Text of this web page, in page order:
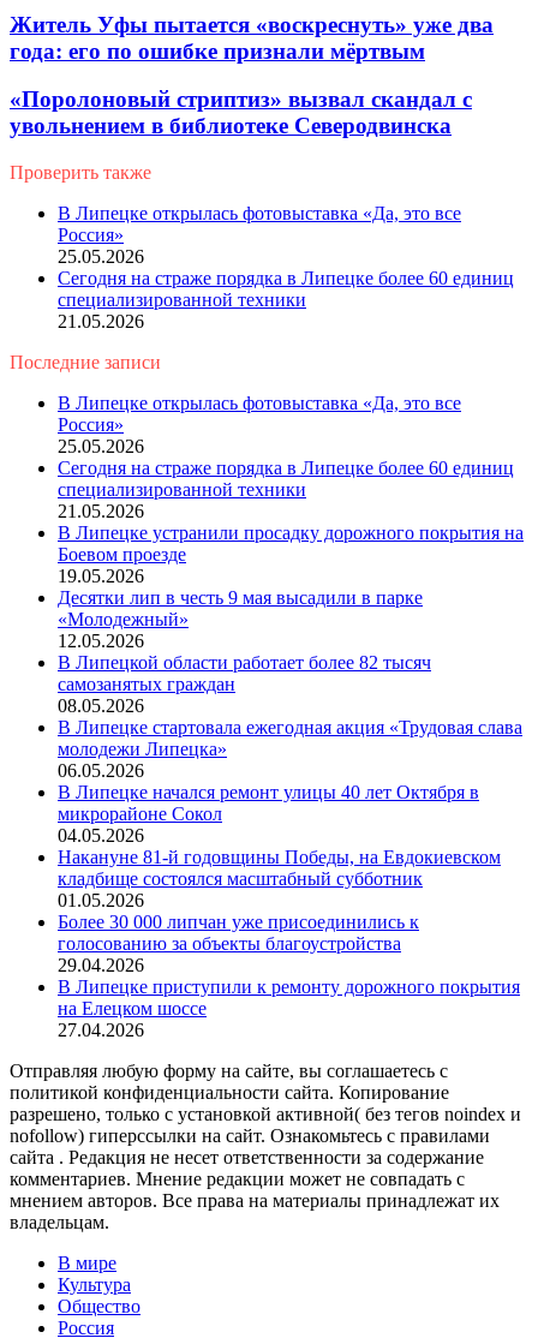
Житель Уфы пытается «воскреснуть» уже два
года: его по ошибке признали мёртвым
«Поролоновый стриптиз» вызвал скандал с
увольнением в библиотеке Северодвинска
Проверить также
В Липецке открылась фотовыставка «Да, это все
Россия»
25.05.2026
Сегодня на страже порядка в Липецке более 60 единиц
специализированной техники
21.05.2026
Последние записи
В Липецке открылась фотовыставка «Да, это все
Россия»
25.05.2026
Сегодня на страже порядка в Липецке более 60 единиц
специализированной техники
21.05.2026
В Липецке устранили просадку дорожного покрытия на
Боевом проезде
19.05.2026
Десятки лип в честь 9 мая высадили в парке
«Молодежный»
12.05.2026
В Липецкой области работает более 82 тысяч
самозанятых граждан
08.05.2026
В Липецке стартовала ежегодная акция «Трудовая слава
молодежи Липецка»
06.05.2026
В Липецке начался ремонт улицы 40 лет Октября в
микрорайоне Сокол
04.05.2026
Накануне 81-й годовщины Победы, на Евдокиевском
кладбище состоялся масштабный субботник
01.05.2026
Более 30 000 липчан уже присоединились к
голосованию за объекты благоустройства
29.04.2026
В Липецке приступили к ремонту дорожного покрытия
на Елецком шоссе
27.04.2026
Отправляя любую форму на сайте, вы соглашаетесь с
политикой конфиденциальности сайта. Копирование
разрешено, только с установкой активной( без тегов noindex и
nofollow) гиперссылки на сайт. Ознакомьтесь с правилами
сайта . Редакция не несет ответственности за содержание
комментариев. Мнение редакции может не совпадать с
мнением авторов. Все права на материалы принадлежат их
владельцам.
В мире
Культура
Общество
Россия